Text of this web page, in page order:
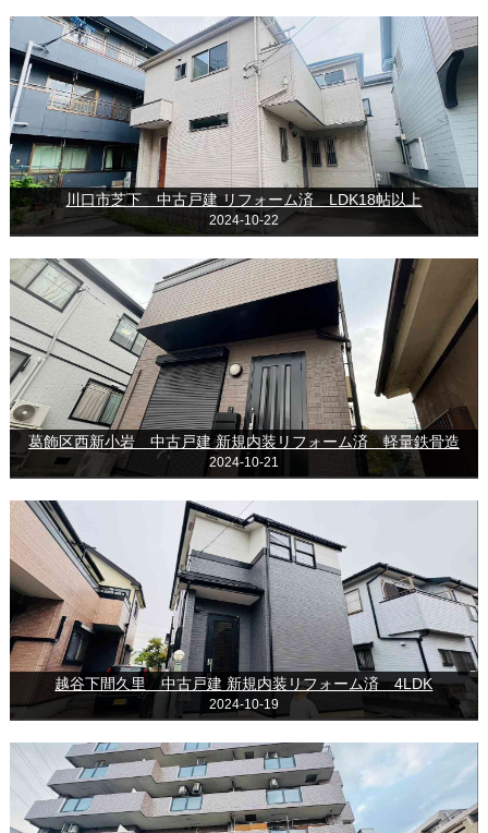
川口市芝下 中古戸建 リフォーム済 LDK18帖以上
2024-10-22
葛飾区西新小岩 中古戸建 新規内装リフォーム済 軽量鉄骨造
2024-10-21
越谷下間久里 中古戸建 新規内装リフォーム済 4LDK
2024-10-19